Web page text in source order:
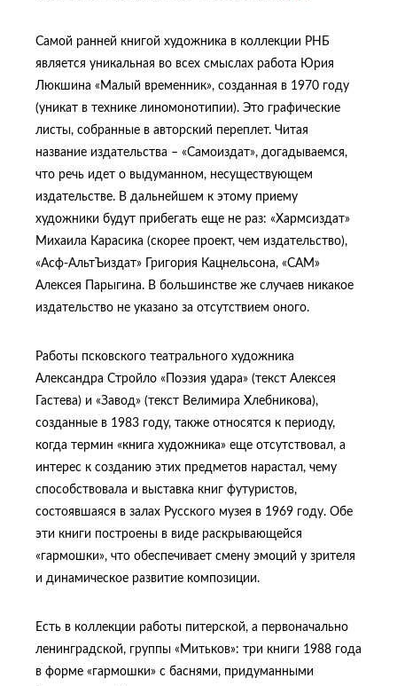
Самой ранней книгой художника в коллекции РНБ
является уникальная во всех смыслах работа Юрия
Люкшина «Малый временник», созданная в 1970 году
(уникат в технике линомонотипии). Это графические
листы, собранные в авторский переплет. Читая
название издательства – «Самоиздат», догадываемся,
что речь идет о выдуманном, несуществующем
издательстве. В дальнейшем к этому приему
художники будут прибегать еще не раз: «Хармсиздат»
Михаила Карасика (скорее проект, чем издательство),
«Асф-АльтЪиздат» Григория Кацнельсона, «САМ»
Алексея Парыгина. В большинстве же случаев никакое
издательство не указано за отсутствием оного.
Работы псковского театрального художника
Александра Стройло «Поэзия удара» (текст Алексея
Гастева) и «Завод» (текст Велимира Хлебникова),
созданные в 1983 году, также относятся к периоду,
когда термин «книга художника» еще отсутствовал, а
интерес к созданию этих предметов нарастал, чему
способствовала и выставка книг футуристов,
состоявшаяся в залах Русского музея в 1969 году. Обе
эти книги построены в виде раскрывающейся
«гармошки», что обеспечивает смену эмоций у зрителя
и динамическое развитие композиции.
Есть в коллекции работы питерской, а первоначально
ленинградской, группы «Митьков»: три книги 1988 года
в форме «гармошки» с баснями, придуманными